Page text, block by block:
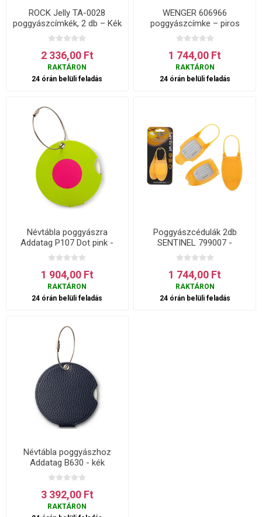
ROCK Jelly TA-0028
poggyászcímkék, 2 db – Kék
2 336,00 Ft
RAKTÁRON
24 órán belüli feladás
WENGER 606966
poggyászcímke – piros
1 744,00 Ft
RAKTÁRON
24 órán belüli feladás
Névtábla poggyászra
Addatag P107 Dot pink -
többszínű
1 904,00 Ft
RAKTÁRON
24 órán belüli feladás
Poggyászcédulák 2db
SENTINEL 799007 -
narancssárga
1 744,00 Ft
RAKTÁRON
24 órán belüli feladás
Névtábla poggyászhoz
Addatag B630 - kék
3 392,00 Ft
RAKTÁRON